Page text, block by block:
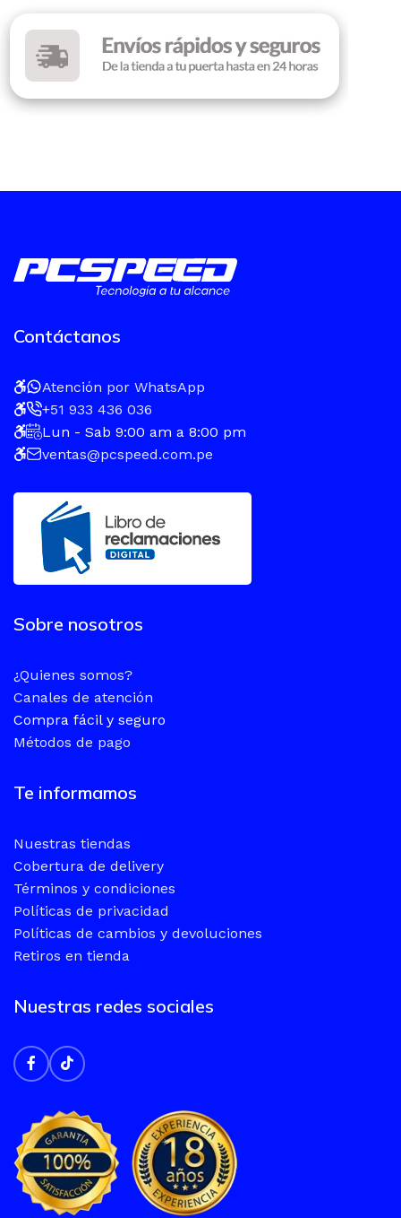
Contáctanos
Atención por WhatsApp
+51 933 436 036
Lun - Sab 9:00 am a 8:00 pm
ventas@pcspeed.com.pe
Sobre nosotros
¿Quienes somos?
Canales de atención
Compra fácil y seguro
Métodos de pago
Te informamos
Nuestras tiendas
Cobertura de delivery
Términos y condiciones
Políticas de privacidad
Políticas de cambios y devoluciones
Retiros en tienda
Nuestras redes sociales